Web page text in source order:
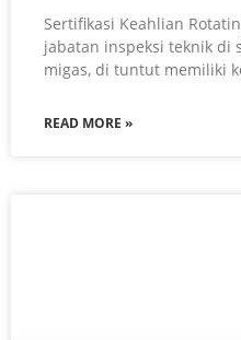
Sertifikasi Keahlian
jabatan inspeksi teknik di
migas, di tuntut memiliki
READ MORE »